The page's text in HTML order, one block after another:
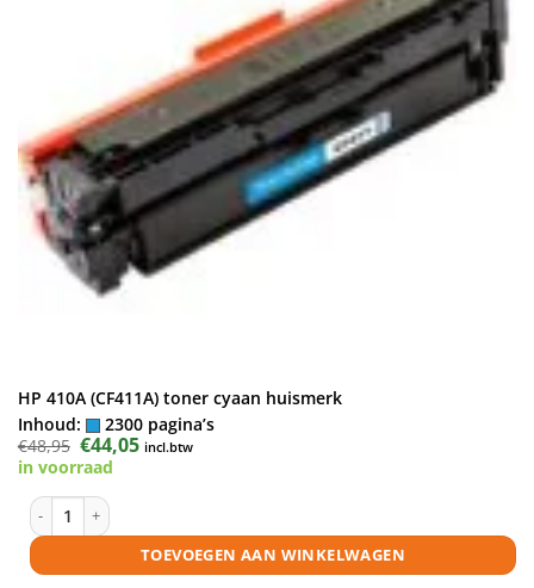
HP 410A (CF411A) toner cyaan huismerk
Inhoud:
2300 pagina’s
€48,95 Oorspronkelijke
prijs
was:
€44,05Huidige
prijs
incl.btw
in voorraad
HP 410A (CF411A) toner cyaan huismerk aantal
TOEVOEGEN AAN WINKELWAGEN